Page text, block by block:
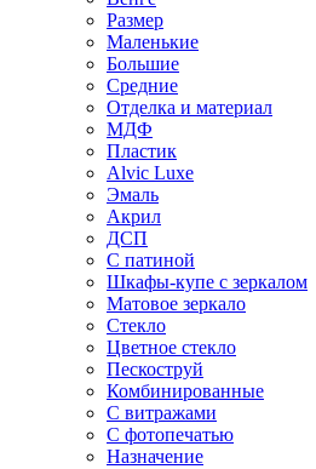
Размер
Маленькие
Большие
Средние
Отделка и материал
МДФ
Пластик
Alvic Luxe
Эмаль
Акрил
ДСП
С патиной
Шкафы-купе с зеркалом
Матовое зеркало
Стекло
Цветное стекло
Пескоструй
Комбинированные
С витражами
С фотопечатью
Назначение